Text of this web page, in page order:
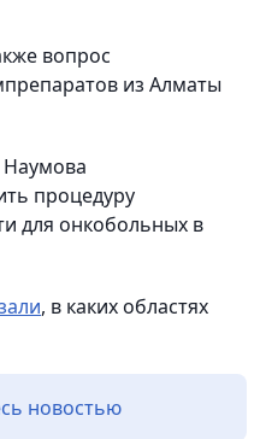
вопрос
из Алматы
Наумова
процедуру
для онкобольных в
, в каких областях
новостью